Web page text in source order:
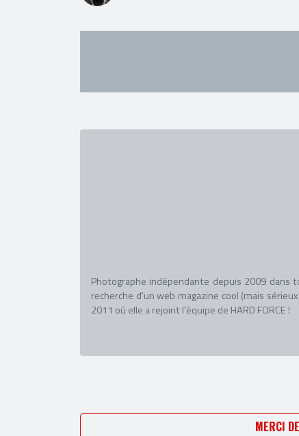
Photographe indépendante depuis 2009 dans
recherche d'un web magazine cool (mais
2011 où elle a rejoint l'équipe de HARD FORCE !
MERCI